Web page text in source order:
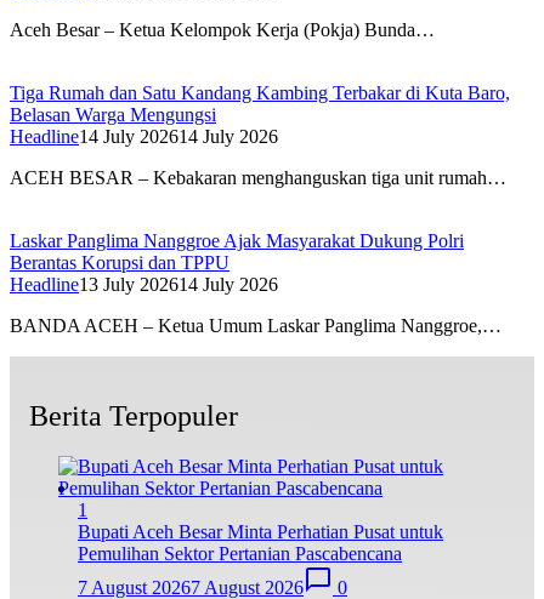
Aceh Besar – Ketua Kelompok Kerja (Pokja) Bunda…
Tiga Rumah dan Satu Kandang Kambing Terbakar di Kuta Baro,
Belasan Warga Mengungsi
Headline14 July 202614 July 2026
ACEH BESAR – Kebakaran menghanguskan tiga unit rumah…
Laskar Panglima Nanggroe Ajak Masyarakat Dukung Polri
Berantas Korupsi dan TPPU
Headline13 July 202614 July 2026
BANDA ACEH – Ketua Umum Laskar Panglima Nanggroe,…
Berita Terpopuler
1
Bupati Aceh Besar Minta Perhatian Pusat untuk
Pemulihan Sektor Pertanian Pascabencana
7 August 20267 August 2026 0